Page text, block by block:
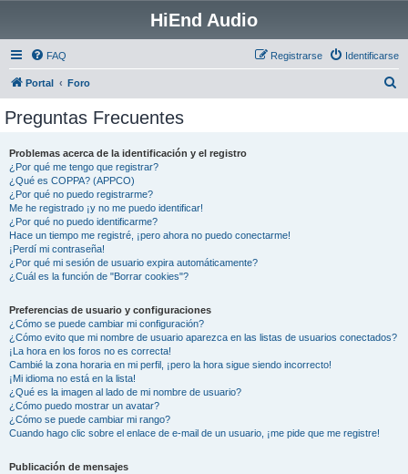
HiEnd Audio
FAQ Identificarse
Registrarse
Portal Foro
Preguntas Frecuentes
Problemas acerca de la identificación y el registro
¿Por qué me tengo que registrar?
¿Qué es COPPA? (APPCO)
¿Por qué no puedo registrarme?
Me he registrado ¡y no me puedo identificar!
¿Por qué no puedo identificarme?
Hace un tiempo me registré, ¡pero ahora no puedo conectarme!
¡Perdí mi contraseña!
¿Por qué mi sesión de usuario expira automáticamente?
¿Cuál es la función de "Borrar cookies"?
Preferencias de usuario y configuraciones
¿Cómo se puede cambiar mi configuración?
¿Cómo evito que mi nombre de usuario aparezca en las listas de usuarios conectados?
¡La hora en los foros no es correcta!
Cambié la zona horaria en mi perfil, ¡pero la hora sigue siendo incorrecto!
¡Mi idioma no está en la lista!
¿Qué es la imagen al lado de mi nombre de usuario?
¿Cómo puedo mostrar un avatar?
¿Cómo se puede cambiar mi rango?
Cuando hago clic sobre el enlace de e-mail de un usuario, ¡me pide que me registre!
Publicación de mensajes